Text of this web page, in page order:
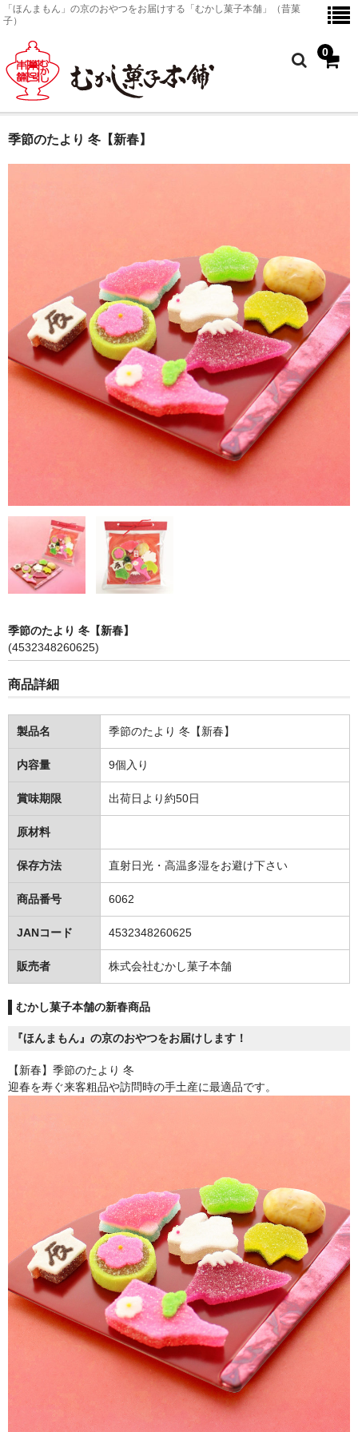
「ほんまもん」の京のおやつをお届けする「むかし菓子本舗」（昔菓
子）
0
ホーム
塗皿
琥珀
ご利用ガイド
プライバシーポリシー
特定商取引に関する表示
メンバー
季節のたより 冬【新春】
季節のたより 冬【新春】
(4532348260625)
商品詳細
製品名 季節のたより 冬【新春】
内容量 9個入り
賞味期限 出荷日より約50日
原材料
保存方法 直射日光・高温多湿をお避け下さい
商品番号 6062
JANコード 4532348260625
販売者 株式会社むかし菓子本舗
むかし菓子本舗の新春商品
『ほんまもん』の京のおやつをお届けします！
【新春】季節のたより 冬
迎春を寿ぐ来客粗品や訪問時の手土産に最適品です。